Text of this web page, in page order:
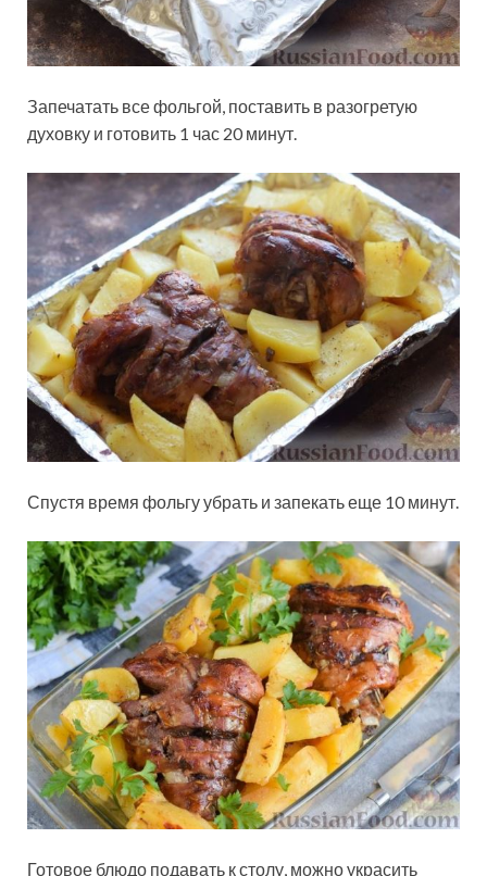
Запечатать все фольгой, поставить в разогретую
духовку и готовить 1 час 20 минут.
Спустя время фольгу убрать и запекать еще 10 минут.
Готовое блюдо подавать к столу, можно украсить